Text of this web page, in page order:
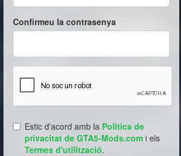
Confirmeu la contrasenya
Estic d'acord amb la Politica de
privacitat de GTA5-Mods.com i els
Termes d'utilització.